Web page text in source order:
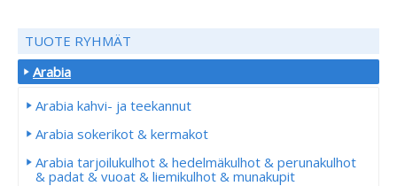
TUOTE RYHMÄT
Arabia
Arabia kahvi- ja teekannut
Arabia sokerikot & kermakot
Arabia tarjoilukulhot & hedelmäkulhot & perunakulhot
& padat & vuoat & liemikulhot & munakupit